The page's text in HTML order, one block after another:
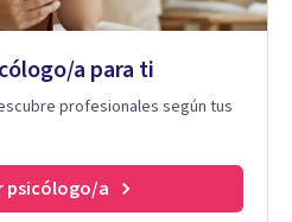
a para ti
profesionales según tus
psicólogo/a